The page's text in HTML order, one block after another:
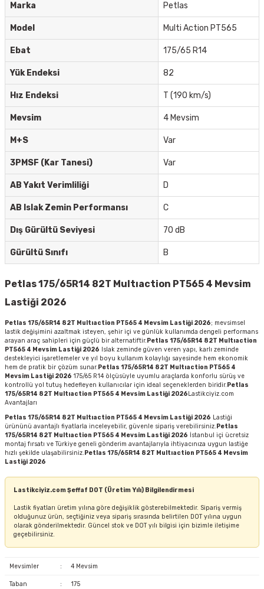
Marka Petlas
Model Multi Action PT565
Ebat 175/65 R14
Yük Endeksi 82
Hız Endeksi T (190 km/s)
Mevsim 4 Mevsim
M+S Var
3PMSF (Kar Tanesi) Var
AB Yakıt Verimliliği D
AB Islak Zemin Performansı C
Dış Gürültü Seviyesi 70 dB
Gürültü Sınıfı B
Petlas 175/65R14 82T Multıaction PT565 4 Mevsim
Lastiği 2026
Petlas 175/65R14 82T Multıaction PT565 4 Mevsim Lastiği 2026; mevsimsel
lastik değişimini azaltmak isteyen, şehir içi ve günlük kullanımda dengeli performans
arayan araç sahipleri için güçlü bir alternatiftir.Petlas 175/65R14 82T Multıaction
PT565 4 Mevsim Lastiği 2026 Islak zeminde güven veren yapı, karlı zeminde
destekleyici işaretlemeler ve yıl boyu kullanım kolaylığı sayesinde hem ekonomik
hem de pratik bir çözüm sunar.Petlas 175/65R14 82T Multıaction PT565 4
Mevsim Lastiği 2026 175/65 R14 ölçüsüyle uyumlu araçlarda konforlu sürüş ve
kontrollü yol tutuş hedefleyen kullanıcılar için ideal seçeneklerden biridir.Petlas
175/65R14 82T Multıaction PT565 4 Mevsim Lastiği 2026Lastikciyiz.com
Avantajları
Petlas 175/65R14 82T Multıaction PT565 4 Mevsim Lastiği 2026 Lastiği
ürününü avantajlı fiyatlarla inceleyebilir, güvenle sipariş verebilirsiniz.Petlas
175/65R14 82T Multıaction PT565 4 Mevsim Lastiği 2026 İstanbul içi ücretsiz
montaj fırsatı ve Türkiye geneli gönderim avantajlarıyla ihtiyacınıza uygun lastiğe
hızlı şekilde ulaşabilirsiniz.Petlas 175/65R14 82T Multıaction PT565 4 Mevsim
Lastiği 2026
Lastikciyiz.com Şeffaf DOT (Üretim Yılı) Bilgilendirmesi
Lastik fiyatları üretim yılına göre değişiklik gösterebilmektedir. Sipariş vermiş
olduğunuz ürün, seçtiğiniz veya sipariş sırasında belirtilen DOT yılına uygun
olarak gönderilmektedir. Güncel stok ve DOT yılı bilgisi için bizimle iletişime
geçebilirsiniz.
Mevsimler : 4 Mevsim
Taban : 175